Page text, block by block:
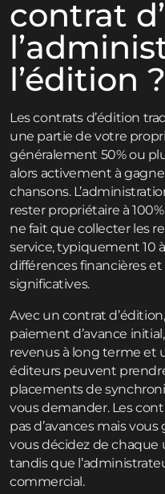
contrat
l’édition ?
Les contrats d’édition
une partie de votre
généralement 50% ou
alors activement à
chansons.
rester propriétaire à
ne fait que collecter les
service, typiquement 10
différences financières
significatives.
Avec un contrat
paiement d’avance
revenus à long terme et
éditeurs peuvent
placements de
vous demander. Les
pas d’avances mais
vous décidez de
tandis que
commercial.